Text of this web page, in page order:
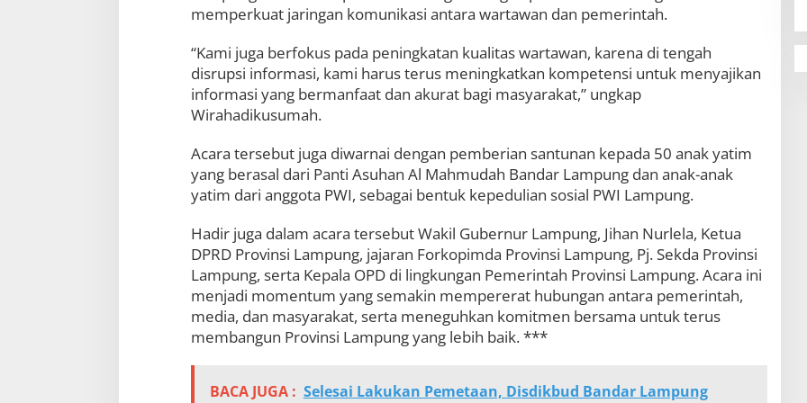
memperkuat jaringan komunikasi antara wartawan dan pemerintah.
“Kami juga berfokus pada peningkatan kualitas wartawan, karena di tengah
disrupsi informasi, kami harus terus meningkatkan kompetensi untuk menyajikan
informasi yang bermanfaat dan akurat bagi masyarakat,” ungkap
Wirahadikusumah.
Acara tersebut juga diwarnai dengan pemberian santunan kepada 50 anak yatim
yang berasal dari Panti Asuhan Al Mahmudah Bandar Lampung dan anak-anak
yatim dari anggota PWI, sebagai bentuk kepedulian sosial PWI Lampung.
Hadir juga dalam acara tersebut Wakil Gubernur Lampung, Jihan Nurlela, Ketua
DPRD Provinsi Lampung, jajaran Forkopimda Provinsi Lampung, Pj. Sekda Provinsi
Lampung, serta Kepala OPD di lingkungan Pemerintah Provinsi Lampung. Acara ini
menjadi momentum yang semakin mempererat hubungan antara pemerintah,
media, dan masyarakat, serta meneguhkan komitmen bersama untuk terus
membangun Provinsi Lampung yang lebih baik. ***
BACA JUGA : Selesai Lakukan Pemetaan, Disdikbud Bandar Lampung